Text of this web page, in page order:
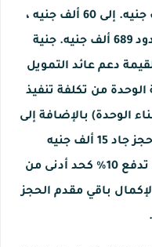
الدعم النقدي المباشر بين 5 آلاف جنيه. إلى 60 ألف جنيه ،
وقيمة الدعم غير المباشر في حدود 689 ألف جنيه. جنية
دعم عائد التمويل
من تكلفة تنفيذ
الوحدة) بالإضافة إلى
60 ألف جنيه بشرط أن مقدم حجز جاد 15 ألف جنيه
والمصاريف الإدارية 405 جنيهات تدفع 10٪ كحد أدنى من
باقي مقدم الحجز